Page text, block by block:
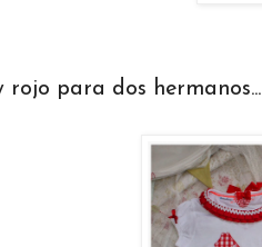
rojo para dos hermanos...